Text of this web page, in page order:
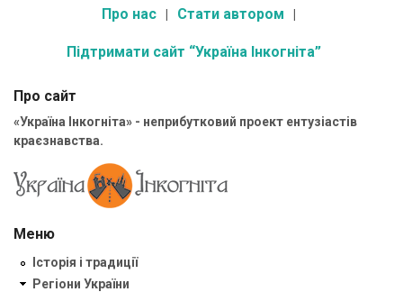
Про нас Стати автором
Підтримати сайт “Україна Інкогніта”
Про сайт
«Україна Інкогніта» - неприбутковий проект ентузіастів
краєзнавства.
Меню
Історія і традиції
Регіони України